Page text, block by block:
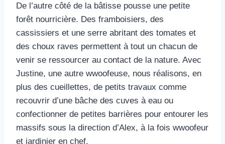
De l’autre côté de la bâtisse pousse une petite
forêt nourricière. Des framboisiers, des
cassissiers et une serre abritant des tomates et
des choux raves permettent à tout un chacun de
venir se ressourcer au contact de la nature. Avec
Justine, une autre wwoofeuse, nous réalisons, en
plus des cueillettes, de petits travaux comme
recouvrir d’une bâche des cuves à eau ou
confectionner de petites barrières pour entourer les
massifs sous la direction d’Alex, à la fois wwoofeur
et jardinier en chef.